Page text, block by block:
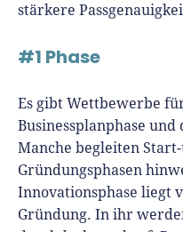
stärkere
#1 Phase
Es gibt Wettbewerbe
Businessplanphase und
Manche begleiten
Gründungsphasen
Innovationsphase liegt
Gründung. In ihr